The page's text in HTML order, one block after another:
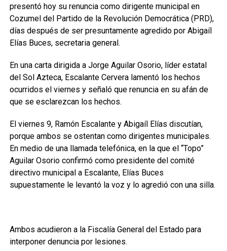
presentó hoy su renuncia como dirigente municipal en
Cozumel del Partido de la Revolución Democrática (PRD),
días después de ser presuntamente agredido por Abigaíl
Elías Buces, secretaria general.
En una carta dirigida a Jorge Aguilar Osorio, líder estatal
del Sol Azteca, Escalante Cervera lamentó los hechos
ocurridos el viernes y señaló que renuncia en su afán de
que se esclarezcan los hechos.
El viernes 9, Ramón Escalante y Abigaíl Elías discutían,
porque ambos se ostentan como dirigentes municipales.
En medio de una llamada telefónica, en la que el “Topo”
Aguilar Osorio confirmó como presidente del comité
directivo municipal a Escalante, Elías Buces
supuestamente le levantó la voz y lo agredió con una silla.
Ambos acudieron a la Fiscalía General del Estado para
interponer denuncia por lesiones.